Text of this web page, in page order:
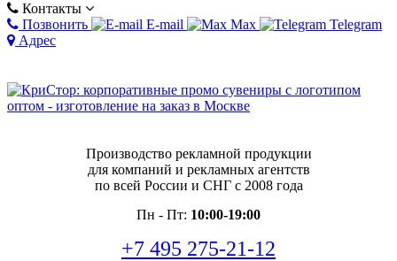
Контакты
Позвонить
E-mail Max
Telegram
Адрес
Производство рекламной продукции
для компаний и рекламных агентств
по всей России и СНГ с 2008 года
Пн - Пт: 10:00-19:00
+7 495 275-21-12